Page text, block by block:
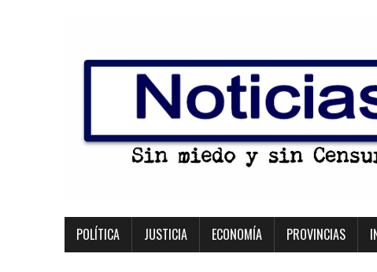
POLÍTICA JUSTICIA ECONOMÍA PROVINCIAS